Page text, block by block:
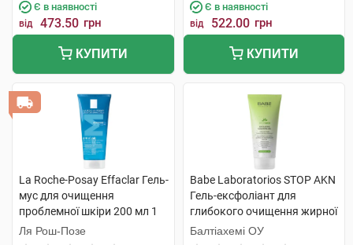
Є в наявності
від 473.50 грн
КУПИТИ
Є в наявності
від 522.00 грн
КУПИТИ
La Roche-Posay Effaclar Гель-
мус для очищення
проблемної шкіри 200 мл 1
туба
Ля Рош-Позе
Babe Laboratorios STOP AKN
Гель-ексфоліант для
глибокого очищення жирної
та проблемної шкіри 200 мл
Балтіахемі ОУ